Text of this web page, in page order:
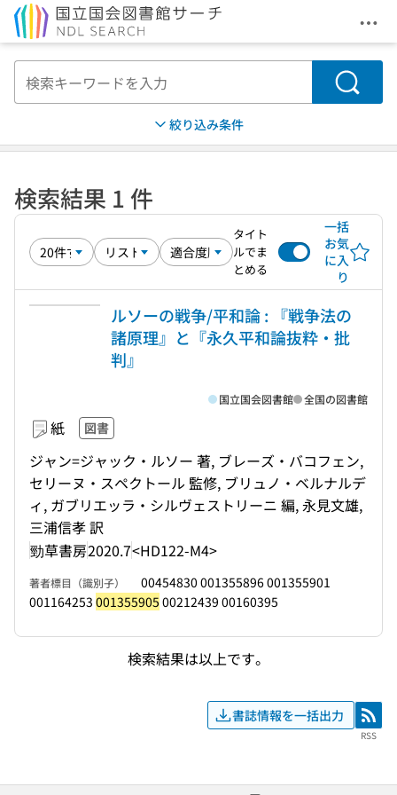
メ
検索
絞り込み条件
検索結果 1 件
タイト
ルでま
とめる
一括
お気
に入
り
ルソーの戦争/平和論 : 『戦争法の
諸原理』と『永久平和論抜粋・批
判』
紙 図書
ジャン=ジャック・ルソー 著, ブレーズ・バコフェン,
セリーヌ・スペクトール 監修, ブリュノ・ベルナルデ
ィ, ガブリエッラ・シルヴェストリーニ 編, 永見文雄,
三浦信孝 訳
勁草書房2020.7<HD122-M4>
国立国会図書館 全国の図書館
著者標目（識別子）
00454830 001355896 001355901
001164253 001355905 00212439 00160395
検索結果は以上です。
書誌情報を一括出力 RSS
RSS